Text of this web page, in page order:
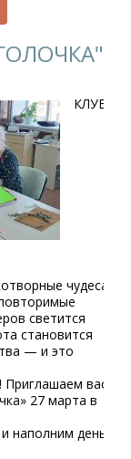
КЛУБ
чудеса:
светится
становится
— и это
вас
27 марта в
наполним день